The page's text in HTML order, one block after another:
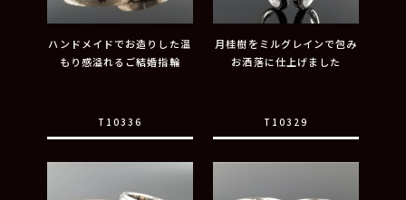
ハンドメイドでお造りした温
もり感溢れるご結婚指輪
T10336
月桂樹をミルグレインで包み
お洒落に仕上げました
T10329